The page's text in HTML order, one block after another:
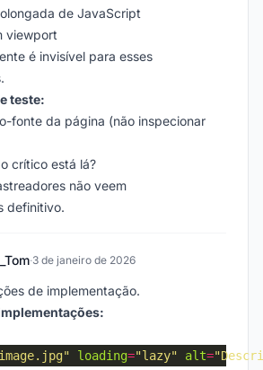
de JavaScript
viewport
é invisível para esses
teste:
fonte da página (não inspecionar
crítico está lá?
não veem
definitivo.
·3 de janeiro de 2026
de implementação.
loading="lazy" alt=